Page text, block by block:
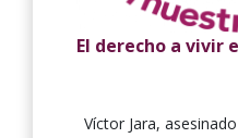
El derecho a vivir
Víctor Jara,